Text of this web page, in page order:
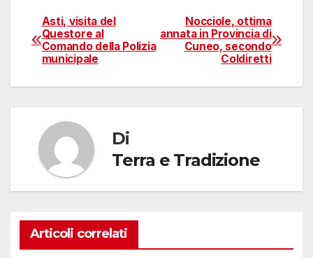
Navigazione
articoli
Nocciole, ottima
annata in Provincia di
Cuneo, secondo
Coldiretti
Asti, visita del
Questore al
Comando della Polizia
municipale
Di
Terra e Tradizione
Articoli correlati